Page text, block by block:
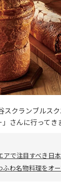
クランブルス
さんに行ってき
アで注目すべき日
ふわ名物料理をオ